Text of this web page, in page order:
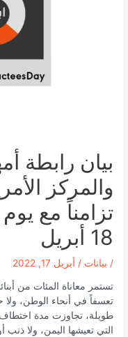
بيان رابطة
تزامناً مع
18 أبريل
/ بيانات / أبريل 17, 2022
تستمر معاناة المئات من
تعسفاً في أنحاء الوطن،
طويلة، تجاوزت مدة
التي تعيشها اليمن، ولا ذنب